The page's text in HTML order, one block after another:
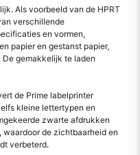
Als voorbeeld van de HPRT
verschillende
en vormen,
papier en gestanst papier,
De gemakkelijk te laden
de Prime labelprinter
kleine lettertypen en
zwarte afdrukken
de zichtbaarheid en
verbeterd.